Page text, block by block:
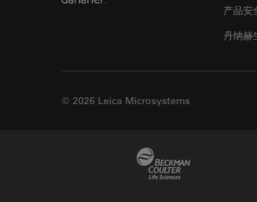
产品安
丹纳赫
© 2026 Leica Microsystems